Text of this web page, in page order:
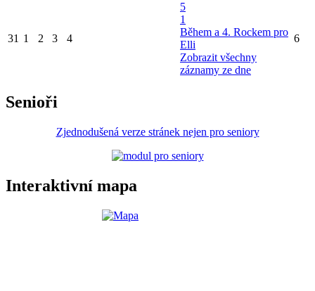
31 1 2 3 4
5
1
Během a 4. Rockem pro
Elli
Zobrazit všechny
záznamy ze dne
6
Senioři
Zjednodušená verze stránek nejen pro seniory
Interaktivní mapa